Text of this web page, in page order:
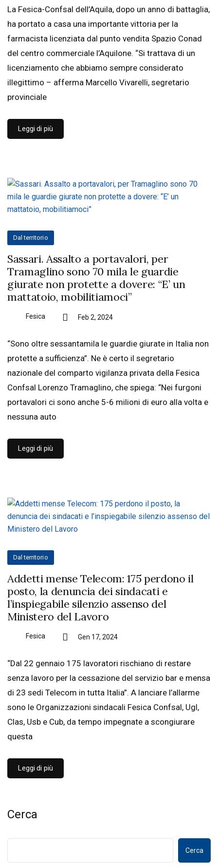
La Fesica-Confsal dell’Aquila, dopo un anno di battaglia,
ha portato a casa una importante vittoria per la
farmacista licenziata dal punto vendita Spazio Conad
del centro commerciale l’Aquilone. “Si trattava di un
licenziamento che abbiamo sempre considerato
illegittimo – afferma Marcello Vivarelli, segretario
provinciale
Leggi di più
Dal territorio
Sassari. Assalto a portavalori, per
Tramaglino sono 70 mila le guardie
giurate non protette a dovere: “E’ un
mattatoio, mobilitiamoci”
Fesica Feb 2, 2024
“Sono oltre sessantamila le guardie giurate in Italia non
protette a sufficienza”. Ne è certo il segretario
nazionale del comparto vigilanza privata della Fesica
Confsal Lorenzo Tramaglino, che spiega: “Nei furgoni
portavalori ci sono anche 5-6 milioni di euro alla volta e
nessuna auto
Leggi di più
Dal territorio
Addetti mense Telecom: 175 perdono il
posto, la denuncia dei sindacati e
l’inspiegabile silenzio assenso del
Ministero del Lavoro
Fesica Gen 17, 2024
“Dal 22 gennaio 175 lavoratori rischiano di restare
senza lavoro per la cessazione del servizio bar e mensa
di 23 sedi Telecom in tutta Italia”. A lanciare l’allarme
sono le Organizzazioni sindacali Fesica Confsal, Ugl,
Clas, Usb e Cub, da tempo impegnate a scongiurare
questa
Leggi di più
Cerca
Cerca